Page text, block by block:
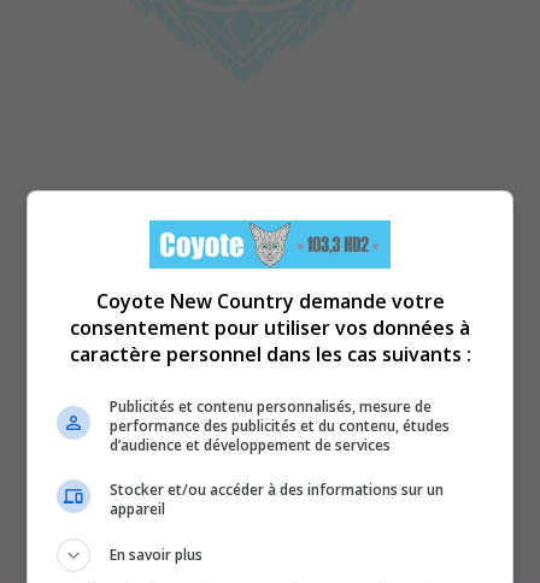
Coyote New Country demande votre
consentement pour utiliser vos données à
caractère personnel dans les cas suivants :
Publicités et contenu personnalisés, mesure de
performance des publicités et du contenu, études
d’audience et développement de services
Stocker et/ou accéder à des informations sur un
appareil
En savoir plus